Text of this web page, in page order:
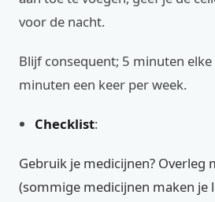
voor de nacht.
Blijf consequent; 5 minuten
minuten een keer per week.
Checklist:
Gebruik je medicijnen? Overleg
(sommige medicijnen maken je